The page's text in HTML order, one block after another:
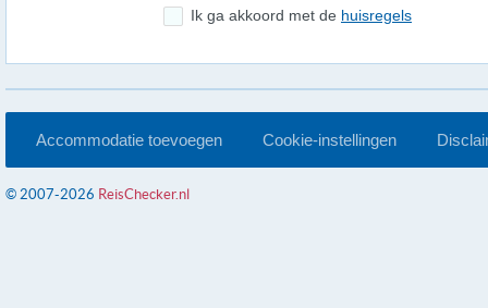
Ik ga akkoord met de huisregels
Accommodatie toevoegen Cookie-instellingen
© 2007-2026 ReisChecker.nl